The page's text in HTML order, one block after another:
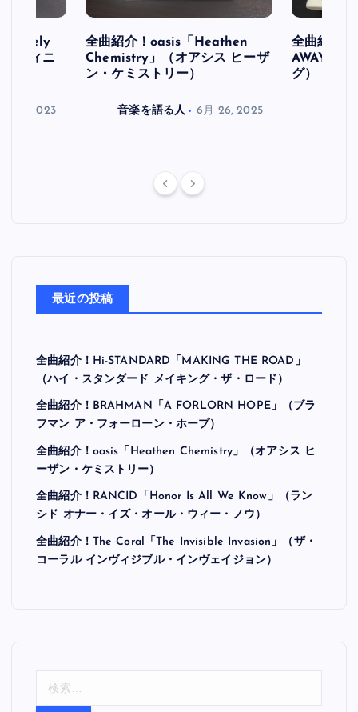
フィニ
30, 2023
全曲紹介！oasis「Heathen
Chemistry」（オアシス ヒーザ
ン・ケミストリー）
音楽を語る人 6月 26, 2025
全曲紹介
AWAY」
グ）
最近の投稿
全曲紹介！Hi-STANDARD「MAKING THE ROAD」
（ハイ・スタンダード メイキング・ザ・ロード）
全曲紹介！BRAHMAN「A FORLORN HOPE」（ブラ
フマン ア・フォーローン・ホープ）
全曲紹介！oasis「Heathen Chemistry」（オアシス ヒ
ーザン・ケミストリー）
全曲紹介！RANCID「Honor Is All We Know」（ラン
シド オナー・イズ・オール・ウィー・ノウ）
全曲紹介！The Coral「The Invisible Invasion」（ザ・
コーラル インヴィジブル・インヴェイジョン）